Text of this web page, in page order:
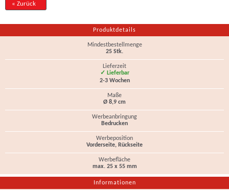
« Zurück
Produktdetails
Mindestbestellmenge
25 Stk.
Lieferzeit
✓ Lieferbar
2-3 Wochen
Maße
Ø 8,9 cm
Werbeanbringung
Bedrucken
Werbeposition
Vorderseite, Rückseite
Werbefläche
max. 25 x 55 mm
Informationen